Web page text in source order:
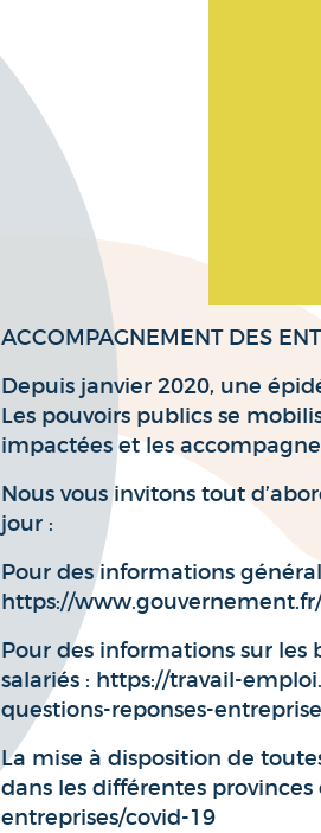
ACCOMPAGNEMENT DES
Depuis janvier 2020, une
Les pouvoirs publics se
impactées et les
Nous vous invitons tout
jour :
Pour des informations
https://
Pour des informations sur les
salariés : https://travail-
questions-reponses-
La mise à disposition de
dans les différentes
entreprises/covid-19